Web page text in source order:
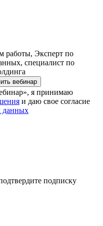
работы, Эксперт по
специалист по
вебинар
я принимаю
и даю свое согласие
данных
подписку